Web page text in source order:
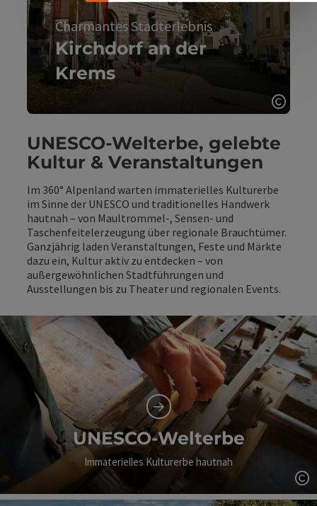
Charmantes Stadterlebnis
Kirchdorf an der
Krems
UNESCO-Welterbe, gelebte
Kultur & Veranstaltungen
Im 360° Alpenland warten immaterielles Kulturerbe
im Sinne der UNESCO und traditionelles Handwerk
hautnah – von Maultrommel-, Sensen- und
Taschenfeitelerzeugung über regionale Brauchtümer.
Ganzjährig laden Veranstaltungen, Feste und Märkte
dazu ein, Kultur aktiv zu entdecken – von
außergewöhnlichen Stadtführungen und
Ausstellungen bis zu Theater und regionalen Events.
UNESCO-Welterbe
Immaterielles Kulturerbe hautnah